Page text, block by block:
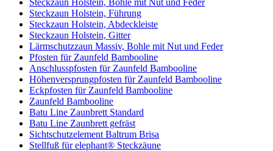
Steckzaun Holstein, Bohle mit Nut und Feder
Steckzaun Holstein, Führung
Steckzaun Holstein, Abdeckleiste
Steckzaun Holstein, Gitter
Lärmschutzzaun Massiv, Bohle mit Nut und Feder
Pfosten für Zaunfeld Bambooline
Anschlusspfosten für Zaunfeld Bambooline
Höhenversprungpfosten für Zaunfeld Bambooline
Eckpfosten für Zaunfeld Bambooline
Zaunfeld Bambooline
Batu Line Zaunbrett Standard
Batu Line Zaunbrett gefräst
Sichtschutzelement Baltrum Brisa
Stellfuß für elephant® Steckzäune